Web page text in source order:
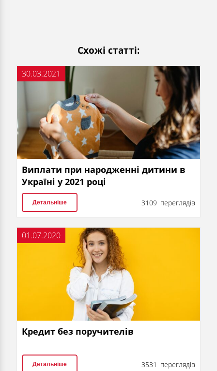
Схожі статті:
30.03.2021
Виплати при народженні дитини в
Україні у 2021 році
Детальніше 3109 переглядів
01.07.2020
Кредит без поручителів
Детальніше 3531 переглядів